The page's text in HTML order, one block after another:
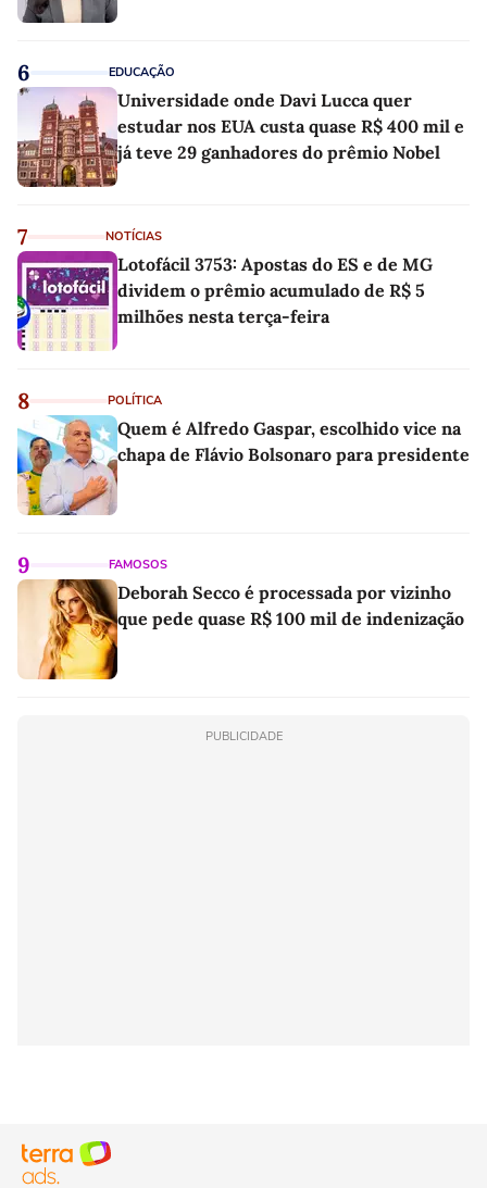
6 EDUCAÇÃO
Universidade onde Davi Lucca quer
estudar nos EUA custa quase R$ 400 mil e
já teve 29 ganhadores do prêmio Nobel
7 NOTÍCIAS
Lotofácil 3753: Apostas do ES e de MG
dividem o prêmio acumulado de R$ 5
milhões nesta terça-feira
8 POLÍTICA
Quem é Alfredo Gaspar, escolhido vice na
chapa de Flávio Bolsonaro para presidente
9 FAMOSOS
Deborah Secco é processada por vizinho
que pede quase R$ 100 mil de indenização
PUBLICIDADE